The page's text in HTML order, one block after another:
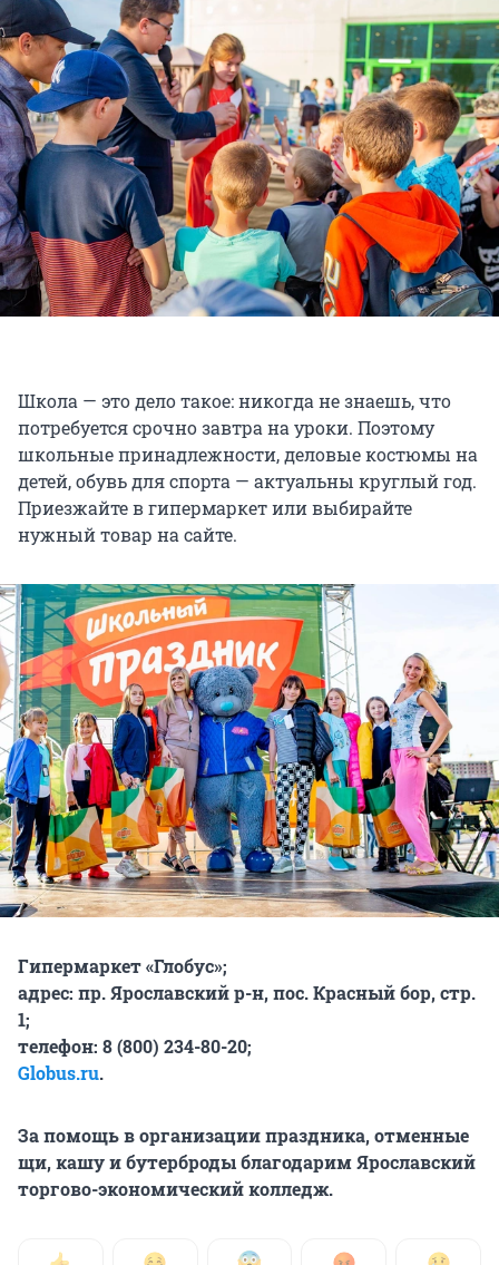
Школа — это дело такое: никогда не знаешь, что
потребуется срочно завтра на уроки. Поэтому
школьные принадлежности, деловые костюмы на
детей, обувь для спорта — актуальны круглый год.
Приезжайте в гипермаркет или выбирайте
нужный товар на сайте.
Гипермаркет «Глобус»;
адрес: пр. Ярославский р-н, пос. Красный бор, стр.
1;
телефон: 8 (800) 234-80-20;
Globus.ru.
За помощь в организации праздника, отменные
щи, кашу и бутерброды благодарим Ярославский
торгово-экономический колледж.